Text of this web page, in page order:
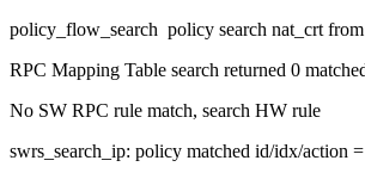
policy_flow_search policy search nat_crt from
RPC Mapping Table search returned 0
No SW RPC rule match, search HW rule
swrs_search_ip: policy matched id/idx/action